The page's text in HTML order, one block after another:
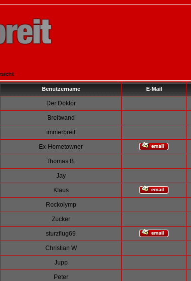
Benutzername E-Mail
Der Doktor
Breitwand
immerbreit
Ex-Hometowner
Thomas B.
Jay
Klaus
Rockolymp
Zucker
sturzflug69
Christian W
Jupp
Peter